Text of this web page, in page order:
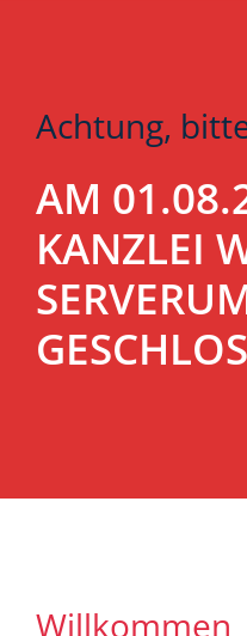
Achtung,
AM
KANZLEI
Willkommen